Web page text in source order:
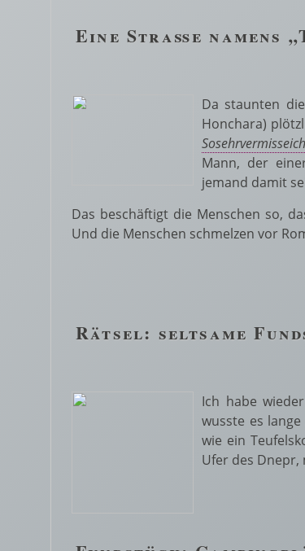
Eine Straße namens
Da staunten
Honchara)
Mann, der
jemand damit
Das beschäftigt die Menschen so,
Und die Menschen schmelzen vor
Rätsel: seltsame
Ich habe
wusste es
wie ein
Ufer des